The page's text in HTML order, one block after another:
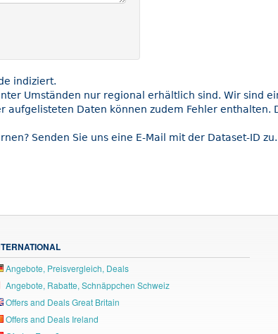
indiziert.
Umständen nur regional erhältlich sind. Wir sind
aufgelisteten Daten können zudem Fehler
Senden Sie uns eine E-Mail mit der Dataset-ID zu.
Angebote, Preisvergleich, Deals
Angebote, Rabatte, Schnäppchen Schweiz
Offers and Deals Great Britain
Offers and Deals Ireland